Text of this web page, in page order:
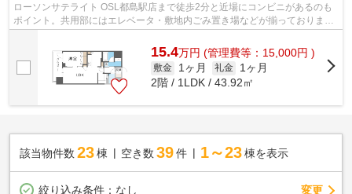
ローソンサテライト OSL都島駅店まで徒歩2分と近場にコンビニがあるのも
ポイント。共用部にはエレベータ・敷地内ごみ置き場などが揃っておりま
15.4万円 (管理費等：15,000円 )
敷金 1ヶ月 礼金
1ヶ月
2階 / 1LDK / 43.92㎡
該当物件数 23棟 空き数 39 件 1～23 棟を表示
絞り込み条件： なし 変更